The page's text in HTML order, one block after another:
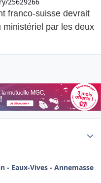
franco-suisse devrait
par les deux
- Eaux-Vives - Annemasse